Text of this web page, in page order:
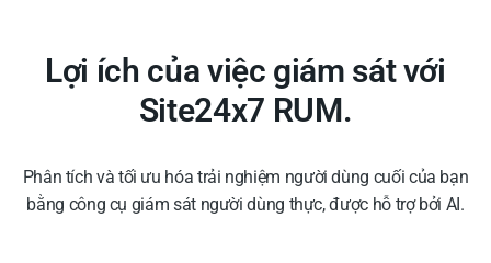
Lợi ích của việc giám sát với
Site24x7 RUM.
Phân tích và tối ưu hóa trải nghiệm người dùng cuối của bạn
bằng công cụ giám sát người dùng thực, được hỗ trợ bởi AI.